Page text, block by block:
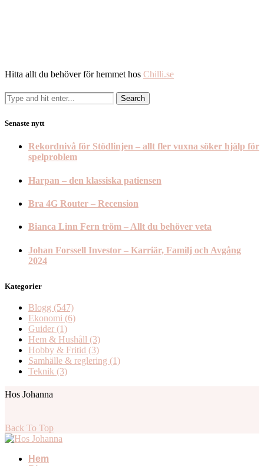
Hitta allt du behöver för hemmet hos Chilli.se
Senaste nytt
Rekordnivå för Stödlinjen – allt fler vuxna söker hjälp för
spelproblem
Harpan – den klassiska patiensen
Bra 4G Router – Recension
Bianca Linn Fern tröm – Allt du behöver veta
Johan Forssell Investor – Karriär, Familj och Avgång
2024
Kategorier
Blogg (547)
Ekonomi (6)
Guider (1)
Hem & Hushåll (3)
Hobby & Fritid (3)
Samhälle & reglering (1)
Teknik (3)
Hos Johanna
Back To Top
Hem